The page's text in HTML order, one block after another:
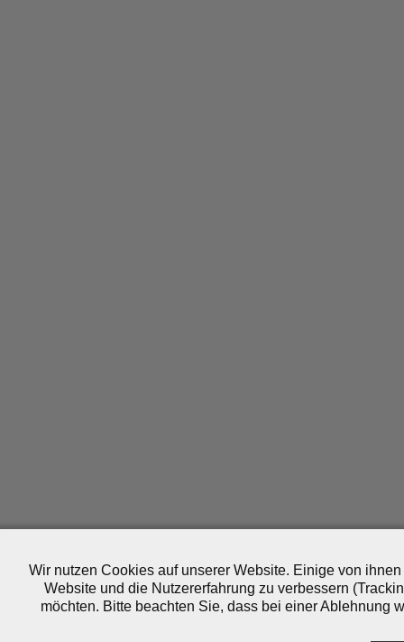
Wir nutzen Cookies auf unserer Website. Einige von
Website und die Nutzererfahrung zu verbessern
möchten. Bitte beachten Sie, dass bei einer Ablehnung